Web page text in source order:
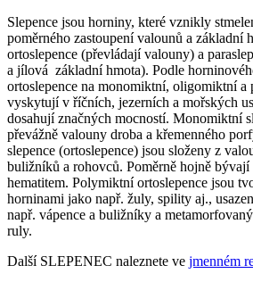
Slepence jsou horniny, které vznikly
poměrného zastoupení valounů a základní
ortoslepence (převládají valouny) a
a jílová základní hmota). Podle
ortoslepence na monomiktní, oligomiktní
vyskytují v říčních, jezerních a mořských
dosahují značných mocností. Monomiktní
převážně valouny droba a křemenného
slepence (ortoslepence) jsou složeny z
buližníků a rohovců. Poměrně hojně bývají
hematitem. Polymiktní ortoslepence jsou
horninami jako např. žuly, spility aj.,
např. vápence a buližníky a
ruly.
Další SLEPENEC naleznete ve jmenném